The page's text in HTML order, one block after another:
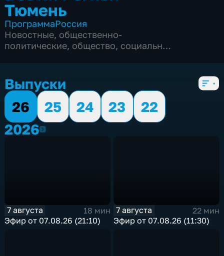
Тюмень
ПрограммаРоссия
Новостные, общественно-
политические, общество, социально-
Выпуски
26
25 24 23
22
20262026
7 августа
18 мин
Эфир от 07.08.26 (21:10)
7 августа
22 мин
Эфир от 07.08.26 (11:30)